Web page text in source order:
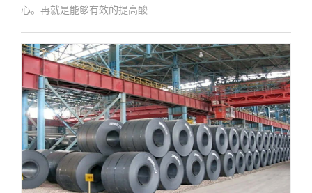
心。再就是能够有效的提高酸